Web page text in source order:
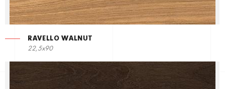
RAVELLO WALNUT
22,5х90